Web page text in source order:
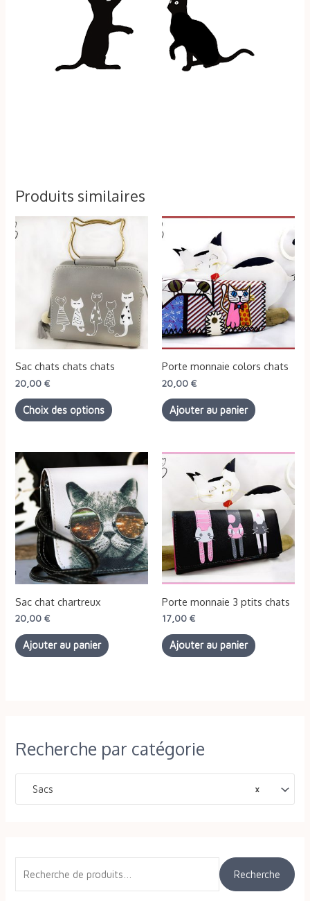
Produits similaires
Sac chats chats chats
20,00€
Choix des options
Ce
produit
a
plusieurs
variations.
Les
options
sur
page
du
produit
Porte monnaie colors chats
20,00 €
Ajouter au panier
Sac chat chartreux
20,00€
Ajouter au panier
Porte monnaie 3 ptits chats
17,00 €
Ajouter au panier
Recherche par catégorie
×
Sacs
e
e
Recherche